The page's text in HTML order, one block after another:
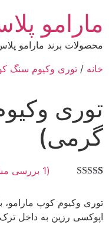
مارامو
محصولات برند مارامو
خانه / توری وکیوم سنگ
گرمی)
امتیازدهی
مشتری
(
1 بررسی
توری وکیوم کوپ مارامو،
اپوکسی رزین به داخل